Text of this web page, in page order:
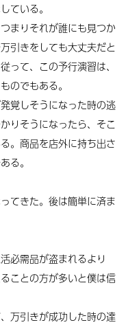
ている。
まりそれが誰にも見つか
引きをしても大丈夫だと
って、この予行演習は、
のでもある。
覚しそうになった時の逃
りそうになったら、そこ
。商品を店外に持ち出さ
る。
てきた。後は簡単に済ま
必需品が盗まれるより
ことの方が多いと僕は信
万引きが成功した時の達